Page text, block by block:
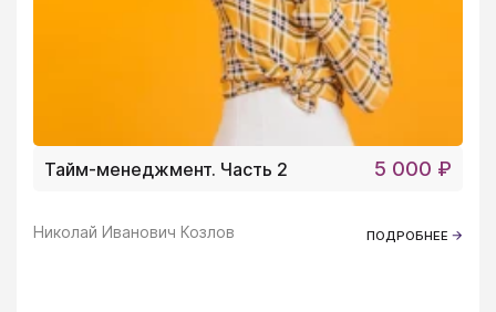
Тайм-менеджмент. Часть 2 5 000 ₽
Николай Иванович Козлов ПОДРОБНЕЕ